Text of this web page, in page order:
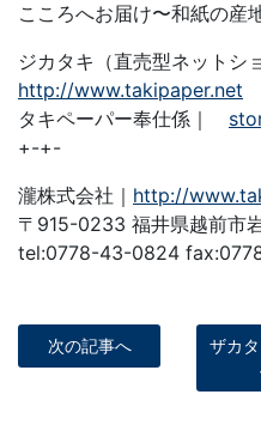
こころへお届け〜和紙の産
ジカタキ（直売型ネットシ
http://www.takipaper.net
タキペーパー奉仕係｜
+-+-
瀧株式会社｜ http://
〒915-0233 福井県越前市
tel:0778-43-0824
次の記事へ
ザカ